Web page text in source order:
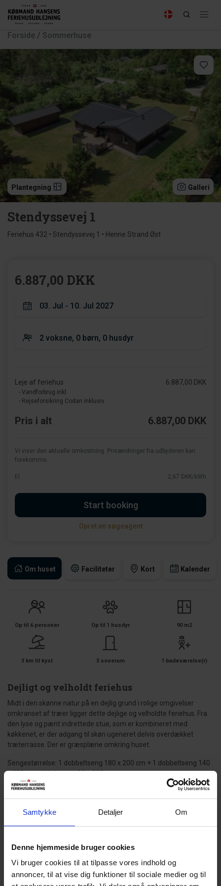
Samtykke Detaljer Om
Denne hjemmeside bruger cookies
Vi bruger cookies til at tilpasse vores indhold og
annoncer, til at vise dig funktioner til sociale medier og til
Forside / Sommerhuse
Plantegning Galleri
Stendyssevej 1
Feriehus 432 • Stendyssevej 1 • Henne Strand Øst
Om huset Faciliteter Kort Kalender
Op til 6 personer Op til 1 husdyr 90 m2
3 km til kyst 3 soverum 1 badeværelse(r)
Dejligt og velholdt feriehus
Midt i den skønne natur på en dejlig grund i rolige omgivelser
omkranset af træer ligger dette dejlige og velholdte feriehus. Fra
den lyse og pænt indrettede stue, som er kombineret med
køkkenet, er der adgang til skøn ugeneret delvis overdækket
træterrasse. Der er græsplæne omkring huset.
Sengestørrelse: 1 dobbeltseng 180 x 200 cm + 1 dobbeltseng 140
x 200 cm + 1 køjeseng 90 x 200 cm.
Gæsterne siger
Hus
4,1
Grund
4,9
6.887,00 DKK
Leje af feriehus
- Vandforbrug inkl.
- Rejseforsikring Codan inklusiv
6.887,00 DKK
Pris i alt 6.887,00 DKK
Vi viser den aktuelle omkostning. Prisændringer fra udbyderen kan
forekomme.
El 2,67 DKK/kWh
Start booking
Opret en søgeagent